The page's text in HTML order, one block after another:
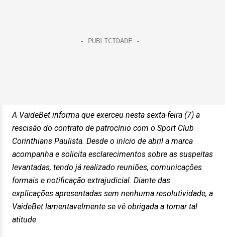
A VaideBet informa que exerceu nesta sexta-feira (7) a
rescisão do contrato de patrocínio com o Sport Club
Corinthians Paulista. Desde o início de abril a marca
acompanha e solicita esclarecimentos sobre as suspeitas
levantadas, tendo já realizado reuniões, comunicações
formais e notificação extrajudicial. Diante das
explicações apresentadas sem nenhuma resolutividade, a
VaideBet lamentavelmente se vê obrigada a tomar tal
atitude.